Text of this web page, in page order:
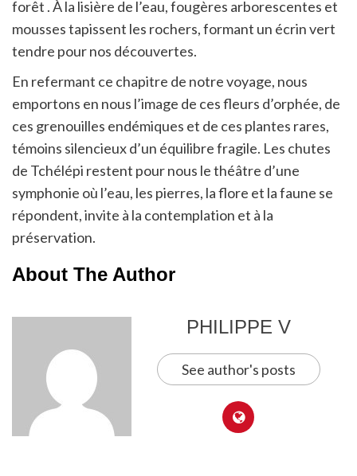
forêt . À la lisière de l’eau, fougères arborescentes et
mousses tapissent les rochers, formant un écrin vert
tendre pour nos découvertes.
En refermant ce chapitre de notre voyage, nous
emportons en nous l’image de ces fleurs d’orphée, de
ces grenouilles endémiques et de ces plantes rares,
témoins silencieux d’un équilibre fragile. Les chutes
de Tchélépi restent pour nous le théâtre d’une
symphonie où l’eau, les pierres, la flore et la faune se
répondent, invite à la contemplation et à la
préservation.
About The Author
PHILIPPE V
See author's posts